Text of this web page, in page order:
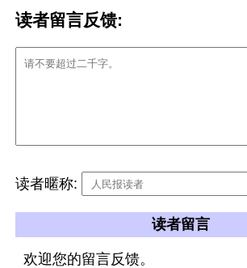
读者留言反馈:
读者暱称:
读者留言
欢迎您的留言反馈。